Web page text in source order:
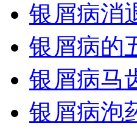
银屑病消
银屑病的
银屑病马
银屑病泡